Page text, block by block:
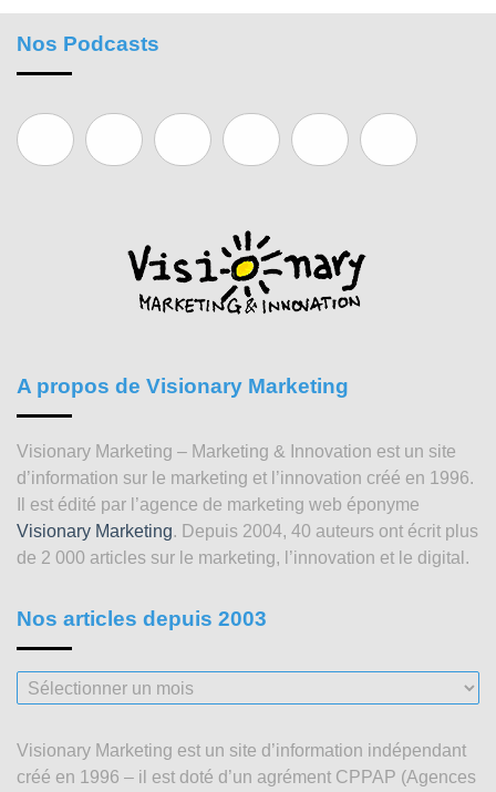
Nos Podcasts
A propos de Visionary Marketing
Visionary Marketing – Marketing & Innovation est un site
d’information sur le marketing et l’innovation créé en 1996.
Il est édité par l’agence de marketing web éponyme
Visionary Marketing. Depuis 2004, 40 auteurs ont écrit plus
de 2 000 articles sur le marketing, l’innovation et le digital.
Nos articles depuis 2003
Nos
articles
2003
Visionary Marketing est un site d’information indépendant
créé en 1996 – il est doté d’un agrément CPPAP (Agences